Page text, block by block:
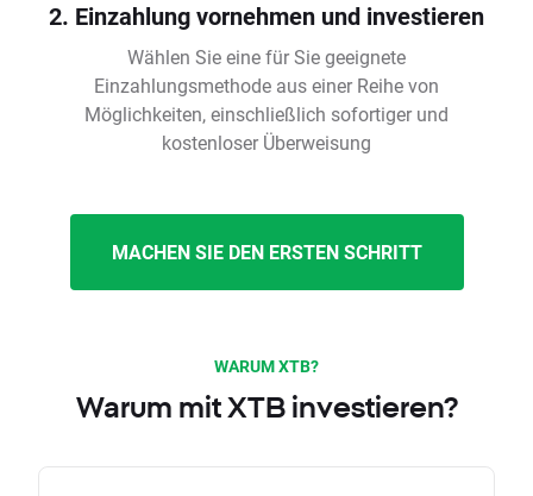
2. Einzahlung vornehmen und investieren
Wählen Sie eine für Sie geeignete
Einzahlungsmethode aus einer Reihe von
Möglichkeiten, einschließlich sofortiger und
kostenloser Überweisung
MACHEN SIE DEN ERSTEN SCHRITT
WARUM XTB?
Warum mit XTB investieren?